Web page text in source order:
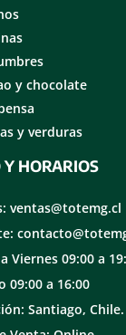
y chocolate
y verduras
HORARIOS
ventas@totemg.cl
Viernes 09:00 a
09:00 a 16:00
Santiago, Chile.